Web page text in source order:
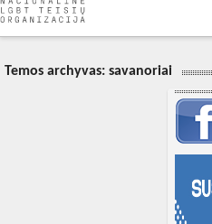
Temos archyvas: savanoriai